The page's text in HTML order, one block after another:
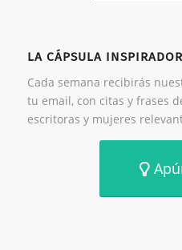
LA CÁPSULA
Cada semana recibirás
tu email, con citas y frases
escritoras y mujeres